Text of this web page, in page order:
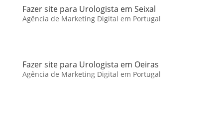
Fazer site para Urologista em Seixal
Agência de Marketing Digital em Portugal
Fazer site para Urologista em Oeiras
Agência de Marketing Digital em Portugal